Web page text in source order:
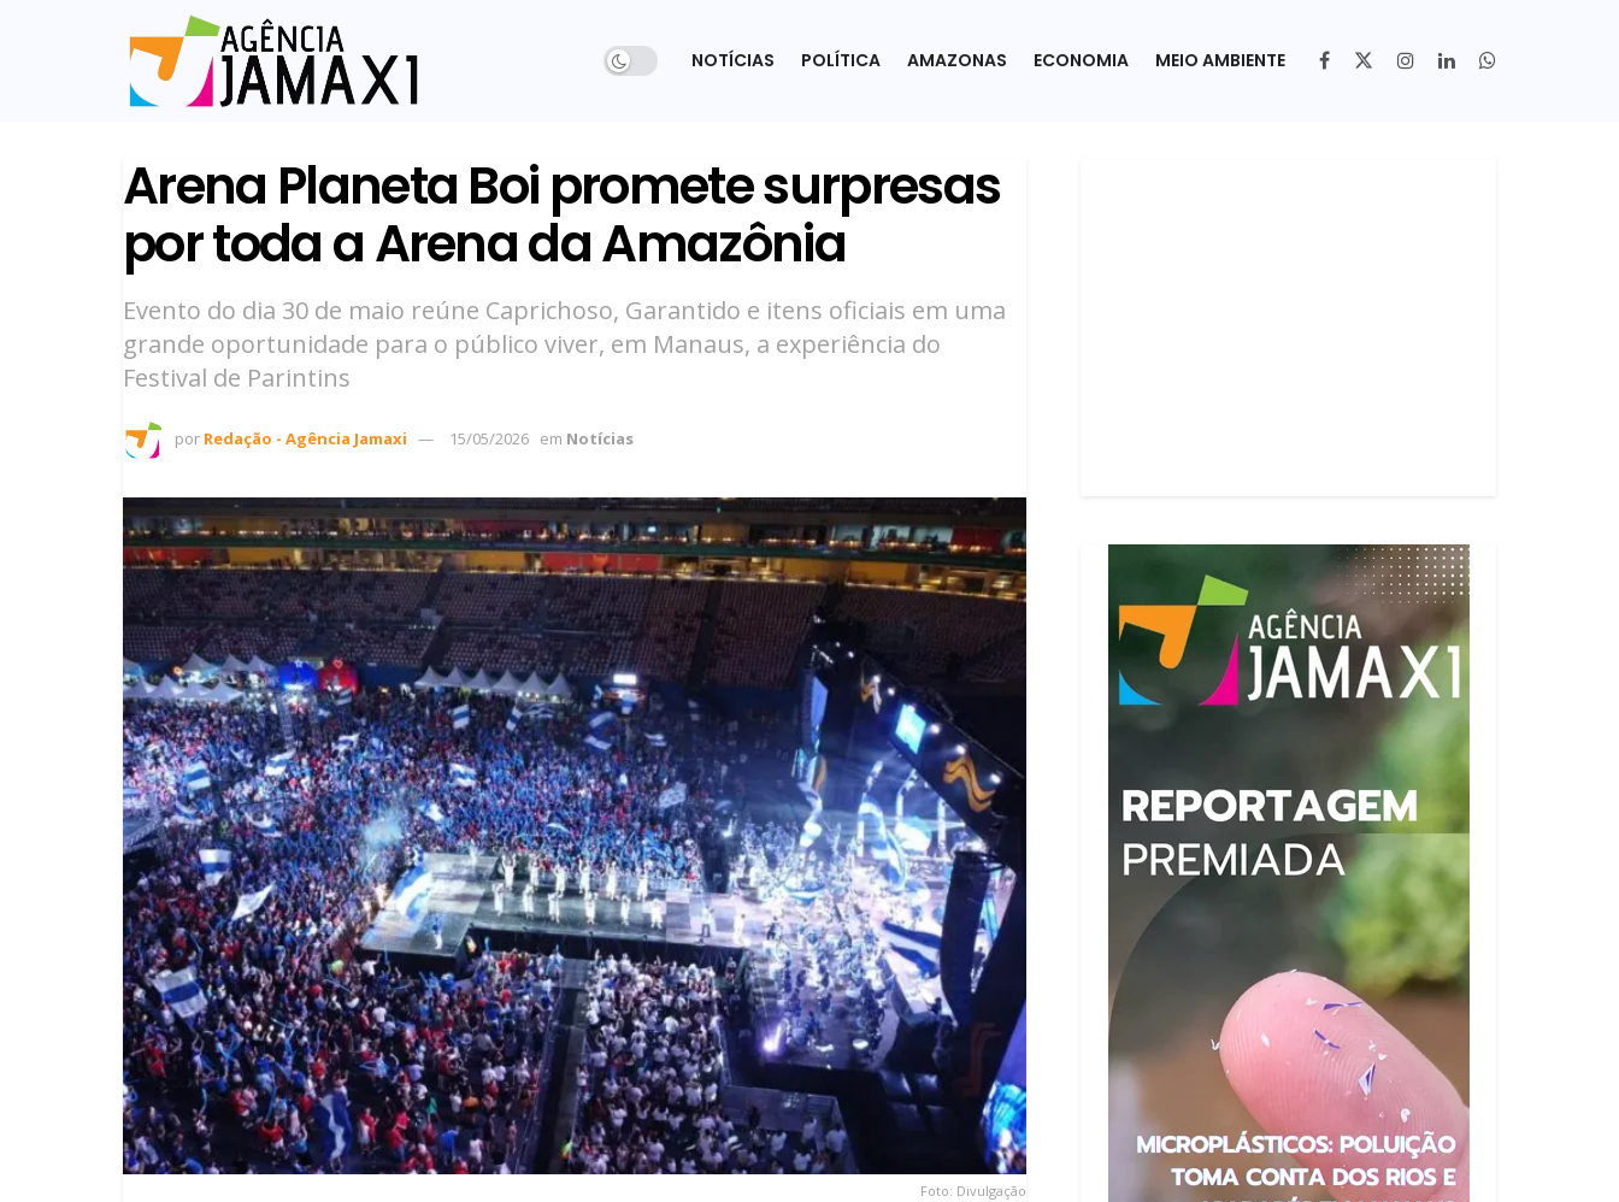
NOTÍCIAS POLÍTICA AMAZONAS ECONOMIA MEIO AMBIENTE
Arena Planeta Boi promete surpresas
por toda a Arena da Amazônia
Evento do dia 30 de maio reúne Caprichoso, Garantido e itens oficiais em uma
grande oportunidade para o público viver, em Manaus, a experiência do
Festival de Parintins
por Redação - Agência Jamaxi 15/05/2026 em Notícias
Foto: Divulgação